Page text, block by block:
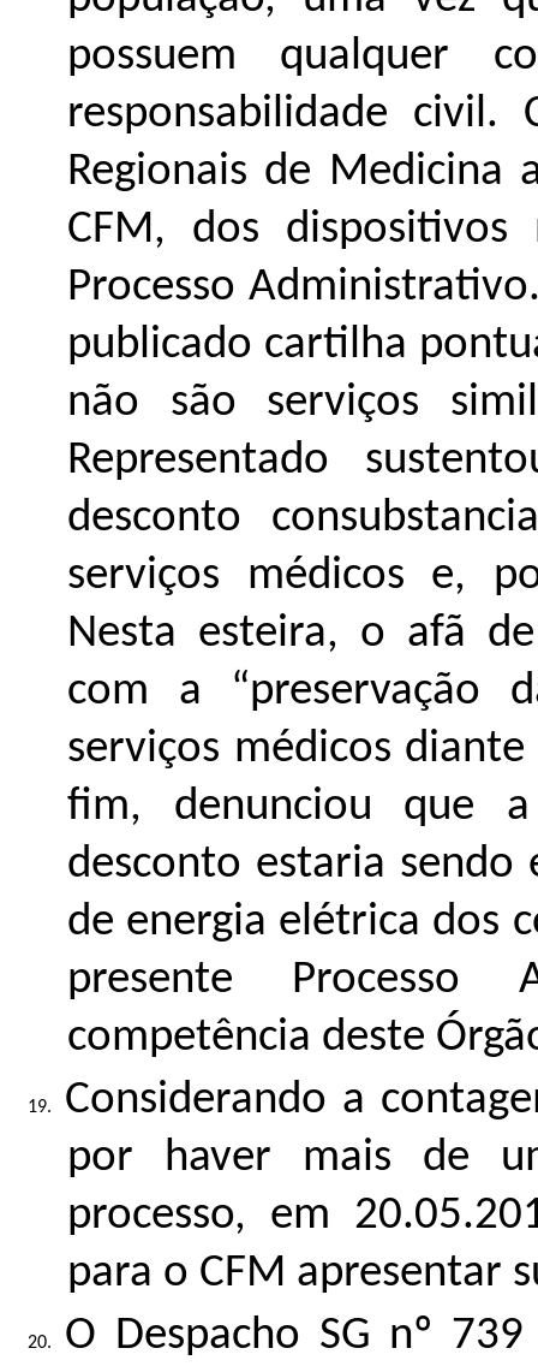
possuem qualquer
responsabilidade civil.
Regionais de
CFM, dos dispositivos
Processo
publicado cartilha
não são serviços
Representado
desconto
serviços médicos e,
Nesta esteira, o afã
com a “preservação
serviços médicos
fim, denunciou que
desconto estaria sendo
de energia elétrica dos
presente
competência deste
Considerando a
por haver mais de
processo, em
para o CFM apresentar
O Despacho SG nº